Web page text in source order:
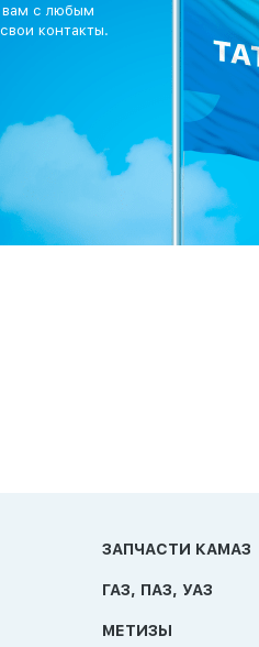
с любым
контакты.
ЗАПЧАСТИ КАМАЗ
ГАЗ, ПАЗ, УАЗ
МЕТИЗЫ